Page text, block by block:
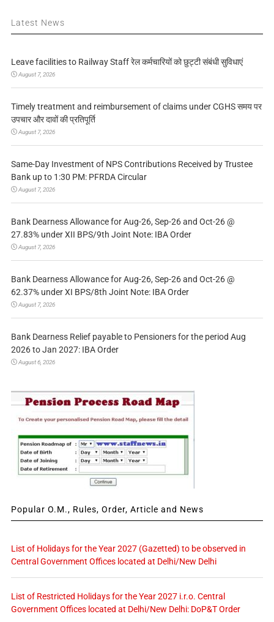
Latest News
Leave facilities to Railway Staff रेल कर्मचारियों को छुट्टी संबंधी सुविधाएं
August 7, 2026
Timely treatment and reimbursement of claims under CGHS समय पर
उपचार और दावों की प्रतिपूर्ति
August 7, 2026
Same-Day Investment of NPS Contributions Received by Trustee
Bank up to 1:30 PM: PFRDA Circular
August 7, 2026
Bank Dearness Allowance for Aug-26, Sep-26 and Oct-26 @
27.83% under XII BPS/9th Joint Note: IBA Order
August 7, 2026
Bank Dearness Allowance for Aug-26, Sep-26 and Oct-26 @
62.37% under XI BPS/8th Joint Note: IBA Order
August 7, 2026
Bank Dearness Relief payable to Pensioners for the period Aug
2026 to Jan 2027: IBA Order
August 6, 2026
Popular O.M., Rules, Order, Article and News
List of Holidays for the Year 2027 (Gazetted) to be observed in
Central Government Offices located at Delhi/New Delhi
List of Restricted Holidays for the Year 2027 i.r.o. Central
Government Offices located at Delhi/New Delhi: DoP&T Order